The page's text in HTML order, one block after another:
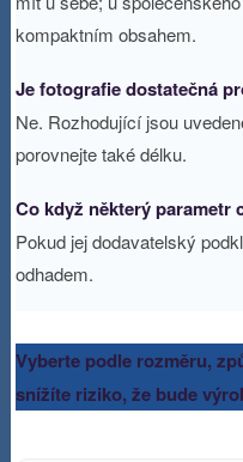
kompaktním obsahem.
Je fotografie dostatečná
Ne. Rozhodující jsou
porovnejte také délku.
Co když některý parametr
Pokud jej dodavatelský
odhadem.
Vyberte podle rozměru,
snížíte riziko, že bude